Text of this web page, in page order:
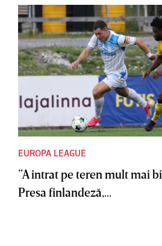
EUROPA LEAGUE
”A intrat pe teren mult mai
Presa finlandeză,...